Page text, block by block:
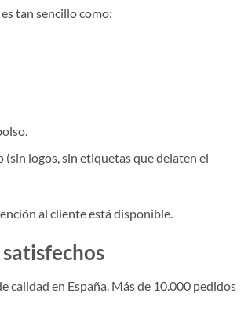
tan sencillo como:
logos, sin etiquetas que delaten el
al cliente está disponible.
calidad en España. Más de 10.000 pedidos